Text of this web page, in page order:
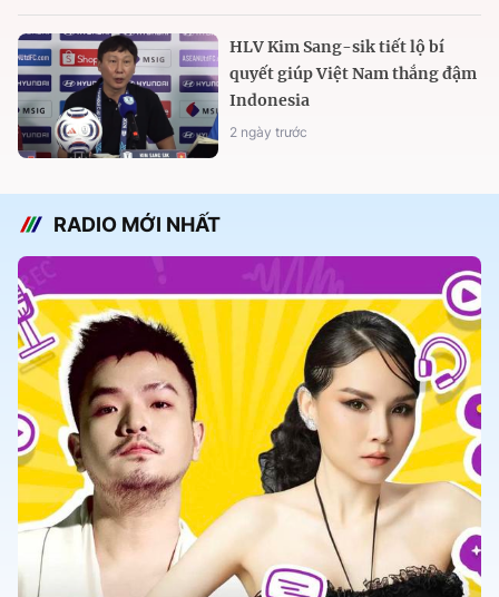
HLV Kim Sang-sik tiết lộ bí
quyết giúp Việt Nam thắng đậm
Indonesia
2 ngày trước
RADIO MỚI NHẤT